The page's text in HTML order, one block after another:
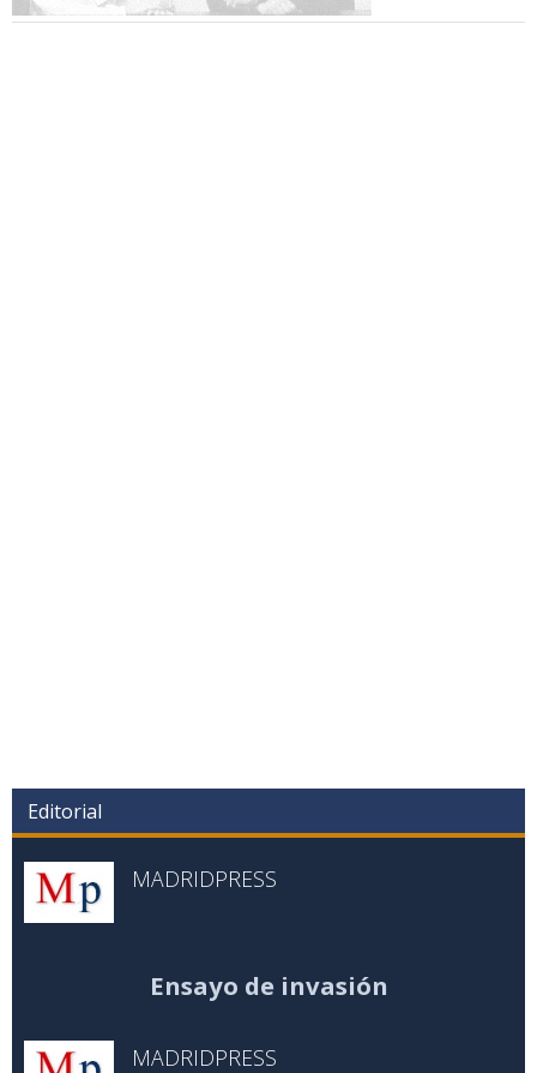
Editorial
MADRIDPRESS
Ensayo de invasión
MADRIDPRESS